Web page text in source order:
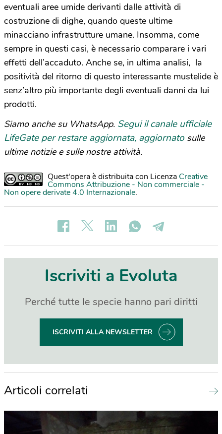
eventuali aree umide derivanti dalle attività di
costruzione di dighe, quando queste ultime
minacciano infrastrutture umane. Insomma, come
sempre in questi casi, è necessario comparare i vari
effetti dell’accaduto. Anche se, in ultima analisi, la
positività del ritorno di questo interessante mustelide è
senz’altro più importante degli eventuali danni da lui
prodotti.
Siamo anche su WhatsApp. Segui il canale ufficiale
LifeGate per restare aggiornata, aggiornato sulle
ultime notizie e sulle nostre attività.
Quest'opera è distribuita con Licenza Creative
Commons Attribuzione - Non commerciale -
Non opere derivate 4.0 Internazionale.
Iscriviti a Evoluta
Perché tutte le specie hanno pari diritti
ISCRIVITI ALLA NEWSLETTER
Articoli correlati